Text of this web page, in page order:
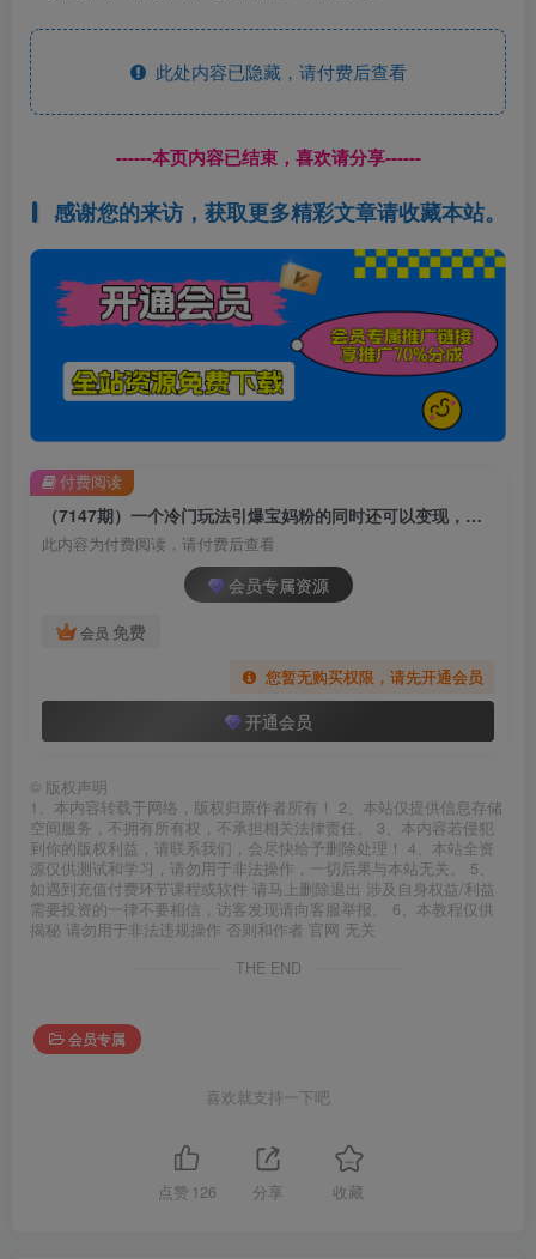
此处内容已隐藏，请付费后查看
------本页内容已结束，喜欢请分享------
感谢您的来访，获取更多精彩文章请收藏本站。
（7147期）一个冷门玩法引爆宝妈粉的同时还可以变现，长期项目轻松日入300+
此内容为付费阅读，请付费后查看
会员专属资源
会员 免费
您暂无购买权限，请先开通会员
开通会员
付费阅读
© 版权声明
1、本内容转载于网络，版权归原作者所有！ 2、本站仅提供信息存储
空间服务，不拥有所有权，不承担相关法律责任。 3、本内容若侵犯
到你的版权利益，请联系我们，会尽快给予删除处理！ 4、本站全资
源仅供测试和学习，请勿用于非法操作，一切后果与本站无关。 5、
如遇到充值付费环节课程或软件 请马上删除退出 涉及自身权益/利益
需要投资的一律不要相信，访客发现请向客服举报。 6、本教程仅供
揭秘 请勿用于非法违规操作 否则和作者 官网 无关
THE END
会员专属
喜欢就支持一下吧
点赞 126 分享 收藏